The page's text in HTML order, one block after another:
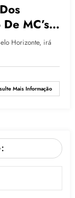
MC’s
Horizonte, irá
Mais Informação